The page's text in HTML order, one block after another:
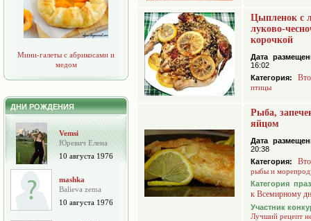
Мини-галеты с абрикосами и
медом
ДНИ РОЖДЕНИЯ
Vemsi
Юревич Елена
10 августа 1976
mashka
Balieva zema
10 августа 1976
Цыпленок с
луково-
корочкой
Дата
16:02
Категория:
птицы
Рыба,
яйцом
Дата
20:38
Категория:
рыбы и
Категория
к Всемирному
Участник
Лучший рецепт